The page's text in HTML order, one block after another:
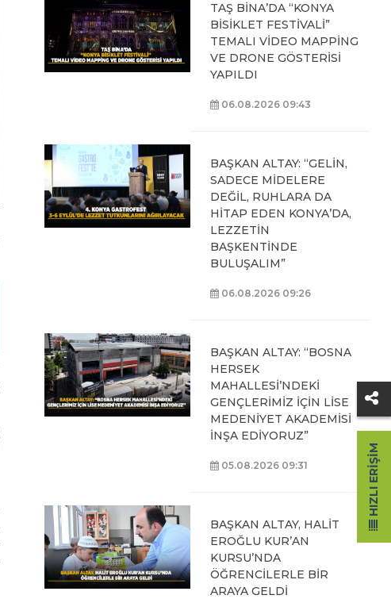
TAŞ BİNA’DA “KONYA
BİSİKLET FESTİVALİ”
TEMALI VİDEO MAPPİNG
VE DRONE GÖSTERİSİ
YAPILDI
06.08.2026 09:43
BAŞKAN ALTAY: “GELİN,
SADECE MİDELERE
DEĞİL, RUHLARA DA
HİTAP EDEN KONYA’DA,
LEZZETİN
BAŞKENTİNDE
BULUŞALIM”
06.08.2026 09:26
BAŞKAN ALTAY: “BOSNA
HERSEK
MAHALLESİ’NDEKİ
GENÇLERİMİZ İÇİN LİSE
MEDENİYET AKADEMİSİ
İNŞA EDİYORUZ”
05.08.2026 09:31
BAŞKAN ALTAY, HALİT
EROĞLU KUR’AN
KURSU’NDA
ÖĞRENCİLERLE BİR
ARAYA GELDİ
HIZLI ERIŞIM